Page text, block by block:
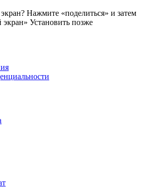
Нажмите «поделиться» и затем
экран» Установить позже